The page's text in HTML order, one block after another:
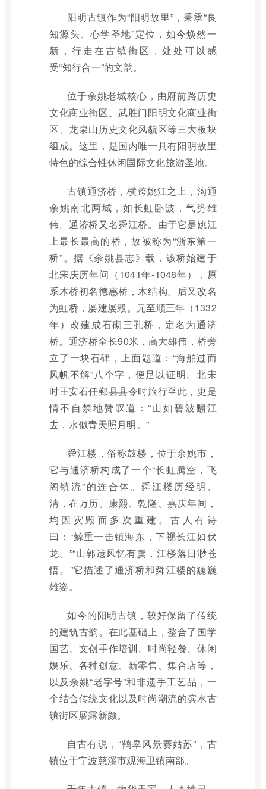
阳明古镇作为“阳明故里”，秉承“良
知源头、心学圣地”定位，如今焕然一
新，行走在古镇街区，处处可以感
受“知行合一”的文韵。
位于余姚老城核心，由府前路历史
文化商业街区、武胜门阳明文化商业街
区、龙泉山历史文化风貌区等三大板块
组成。这里，是国内唯一具有阳明故里
特色的综合性休闲国际文化旅游圣地。
古镇通济桥，横跨姚江之上，沟通
余姚南北两城，如长虹卧波，气势雄
伟。通济桥又名舜江桥。由于它是姚江
上最长最高的桥，故被称为“浙东第一
桥”。据《余姚县志》载，该桥始建于
北宋庆历年间（1041年-1048年），原
系木桥初名德惠桥，木结构。后又改名
为虹桥，屡建屡毁。元至顺三年（1332
年）改建成石砌三孔桥，定名为通济
桥。通济桥全长90米，高大雄伟，桥旁
立了一块石碑，上面题道：“海舶过而
风帆不解”八个字，便足以证明。北宋
时王安石任鄞县县令时旅行至此，更是
情不自禁地赞叹道：“山如碧波翻江
去，水似青天照月明。”
舜江楼，俗称鼓楼，位于余姚市，
它与通济桥构成了一个“长虹腾空，飞
阁镇流”的连合体。舜江楼历经明、
清，在万历、康熙、乾隆、嘉庆年间，
均因灾毁而多次重建。古人有诗
曰：“鲸重一击镇海东，下视长江如伏
龙。”“山郭遗风忆有虞，江楼落日渺苍
悟。”它描述了通济桥和舜江楼的巍巍
雄姿。
如今的阳明古镇，较好保留了传统
的建筑古韵。在此基础上，整合了国学
国艺、文创手作培训、时尚轻餐、休闲
娱乐、各种创意、新零售、集合店等，
以及余姚“老字号”和非遗手工艺品，一
个结合传统文化以及时尚潮流的滨水古
镇街区展露新颜。
自古有说，“鹤皋风景赛姑苏”，古
镇位于宁波慈溪市观海卫镇南部。